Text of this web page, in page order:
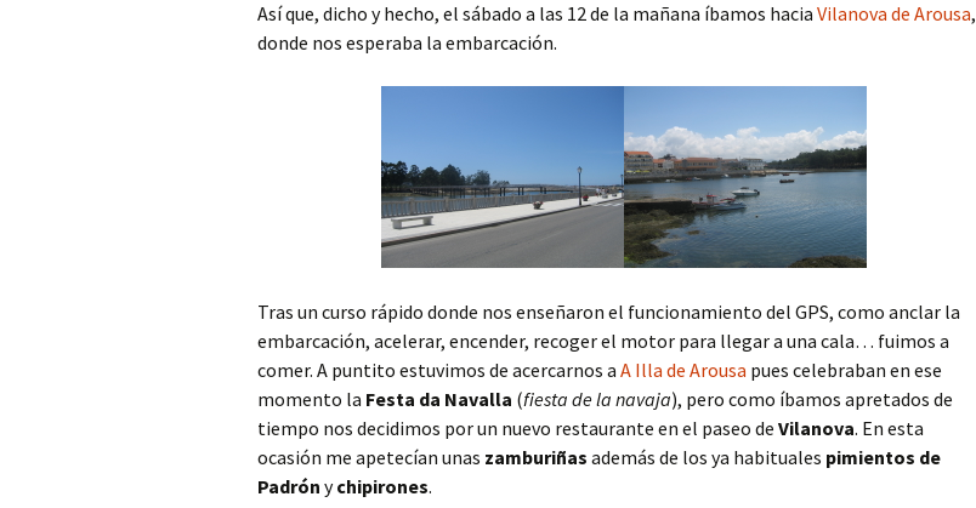
Así que, dicho y hecho, el sábado a las 12 de la mañana íbamos hacia Vilanova de Arousa,
donde nos esperaba la embarcación.
Tras un curso rápido donde nos enseñaron el funcionamiento del GPS, como anclar la
embarcación, acelerar, encender, recoger el motor para llegar a una cala… fuimos a
comer. A puntito estuvimos de acercarnos a A Illa de Arousa pues celebraban en ese
momento la Festa da Navalla (fiesta de la navaja), pero como íbamos apretados de
tiempo nos decidimos por un nuevo restaurante en el paseo de Vilanova. En esta
ocasión me apetecían unas zamburiñas además de los ya habituales pimientos de
Padrón ychipirones.